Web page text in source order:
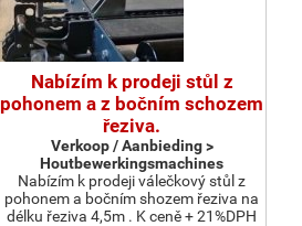
Nabízím k prodeji stůl z
pohonem a z bočním schozem
řeziva.
Verkoop / Aanbieding >
Houtbewerkingsmachines
Nabízím k prodeji válečkový stůl z
pohonem a bočním shozem řeziva na
délku řeziva 4,5m . K ceně + 21%DPH